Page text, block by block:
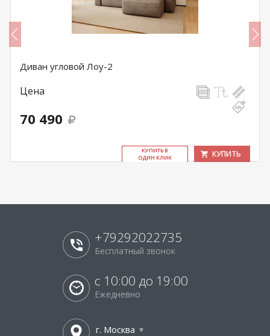
Диван угловой Лоу-2
Цена
70 490
КУ­ПИТЬ В
ОДИН КЛИК
КУПИТЬ
+79292022735
Бесплатный звонок
с 10:00 до 19:00
Ежедневно
г. Москва